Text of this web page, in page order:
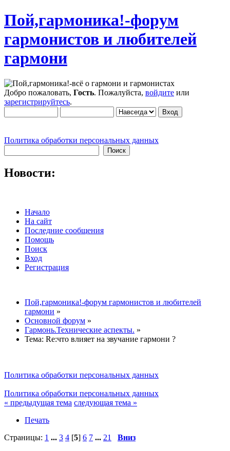
Пой,гармоника!-форум
гармонистов и любителей
гармони
Добро пожаловать, Гость. Пожалуйста, войдите или
зарегистрируйтесь.
Политика обработки персональных данных
Новости:
Начало
На сайт
Последние сообщения
Помощь
Поиск
Вход
Регистрация
Пой,гармоника!-форум гармонистов и любителей
гармони »
Основной форум »
Гармонь.Технические аспекты. »
Тема: Re:что влияет на звучание гармони ?
Политика обработки персональных данных
Политика обработки персональных данных
« предыдущая тема следующая тема »
Печать
Страницы: 1 ... 3 4 [5] 6 7 ... 21 Вниз